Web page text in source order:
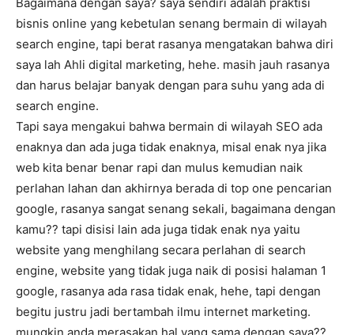
Bagaimana dengan saya? saya sendiri adalah praktisi
bisnis online yang kebetulan senang bermain di wilayah
search engine, tapi berat rasanya mengatakan bahwa diri
saya lah Ahli digital marketing, hehe. masih jauh rasanya
dan harus belajar banyak dengan para suhu yang ada di
search engine.
Tapi saya mengakui bahwa bermain di wilayah SEO ada
enaknya dan ada juga tidak enaknya, misal enak nya jika
web kita benar benar rapi dan mulus kemudian naik
perlahan lahan dan akhirnya berada di top one pencarian
google, rasanya sangat senang sekali, bagaimana dengan
kamu?? tapi disisi lain ada juga tidak enak nya yaitu
website yang menghilang secara perlahan di search
engine, website yang tidak juga naik di posisi halaman 1
google, rasanya ada rasa tidak enak, hehe, tapi dengan
begitu justru jadi bertambah ilmu internet marketing.